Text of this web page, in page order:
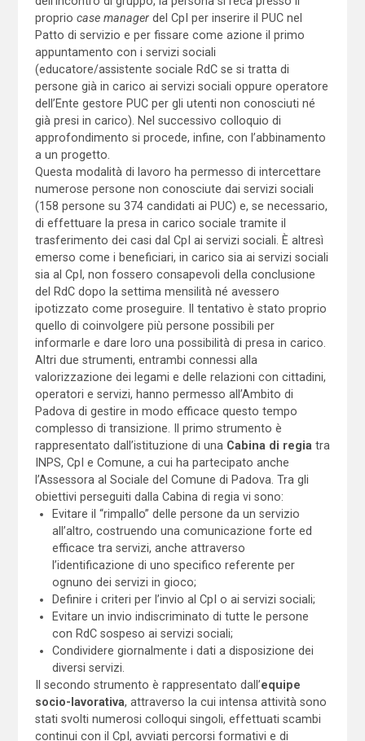
proprio case managerdel CpI per inserire il PUC nel
Patto di servizio e per fissare come azione il primo
appuntamento con i servizi sociali
(educatore/assistente sociale RdC se si tratta di
persone già in carico ai servizi sociali oppure operatore
dell’Ente gestore PUC per gli utenti non conosciuti né
già presi in carico). Nel successivo colloquio di
approfondimento si procede, infine, con l’abbinamento
a un progetto.
Questa modalità di lavoro ha permesso di intercettare
numerose persone non conosciute dai servizi sociali
(158 persone su 374 candidati ai PUC) e, se necessario,
di effettuare la presa in carico sociale tramite il
trasferimento dei casi dal CpI ai servizi sociali. È altresì
emerso come i beneficiari, in carico sia ai servizi sociali
sia al CpI, non fossero consapevoli della conclusione
del RdC dopo la settima mensilità né avessero
ipotizzato come proseguire. Il tentativo è stato proprio
quello di coinvolgere più persone possibili per
informarle e dare loro una possibilità di presa in carico.
Altri due strumenti, entrambi connessi alla
valorizzazione dei legami e delle relazioni con cittadini,
operatori e servizi, hanno permesso all’Ambito di
Padova di gestire in modo efficace questo tempo
complesso di transizione. Il primo strumento è
rappresentato dall’istituzione di una Cabina di regia tra
INPS, CpI e Comune, a cui ha partecipato anche
l’Assessora al Sociale del Comune di Padova. Tra gli
obiettivi perseguiti dalla Cabina di regia vi sono:
Evitare il “rimpallo” delle persone da un servizio
all’altro, costruendo una comunicazione forte ed
efficace tra servizi, anche attraverso
l’identificazione di uno specifico referente per
ognuno dei servizi in gioco;
Definire i criteri per l’invio al CpI o ai servizi sociali;
Evitare un invio indiscriminato di tutte le persone
con RdC sospeso ai servizi sociali;
Condividere giornalmente i dati a disposizione dei
diversi servizi.
Il secondo strumento è rappresentato dall’equipe
socio-lavorativa, attraverso la cui intensa attività sono
stati svolti numerosi colloqui singoli, effettuati scambi
continui con il CpI, avviati percorsi formativi e di